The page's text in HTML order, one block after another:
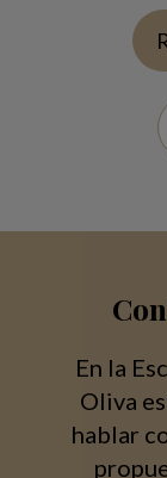
En la
Oliva
hablar